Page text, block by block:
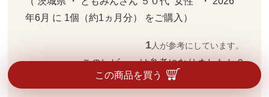
この商品を買う
年6月 に 1個（約1ヵ月分） をご購入）
1人が参考にしています。
このレビューは参考になりましたか？